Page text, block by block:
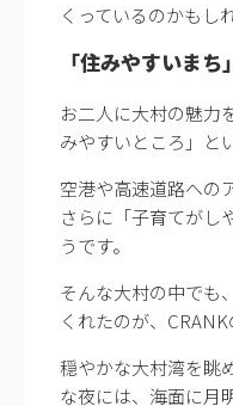
くっているのかもし
「住みやすいま
お二人に大村の魅力
みやすいところ」と
空港や高速道路への
さらに「子育てがし
うです。
そんな大村の中でも
くれたのが、
穏やかな大村湾を眺
な夜には、海面に月